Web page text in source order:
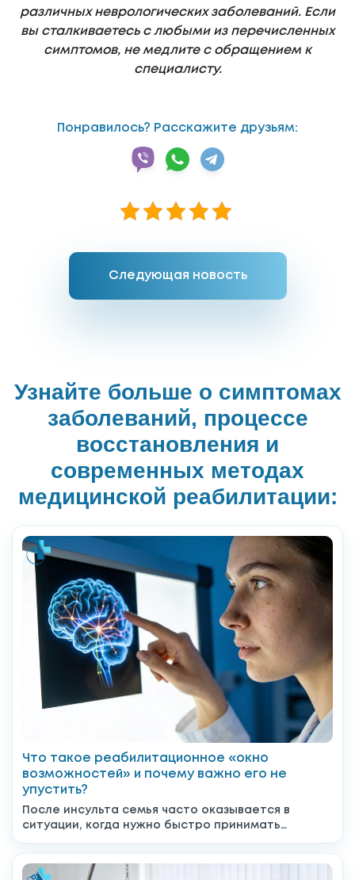
различных неврологических заболеваний. Если
вы сталкиваетесь с любыми из перечисленных
симптомов, не медлите с обращением к
специалисту.
Понравилось? Расскажите друзьям:
Следующая новость
Узнайте больше о симптомах
заболеваний, процессе
восстановления и
современных методах
медицинской реабилитации:
Что такое реабилитационное «окно
возможностей» и почему важно его не
упустить?
После инсульта семья часто оказывается в
ситуации, когда нужно быстро принимать